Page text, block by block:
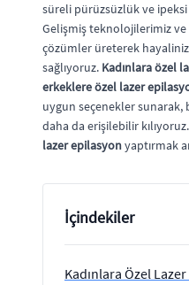
süreli pürüzsüzlük ve
Gelişmiş teknolojilerimiz
çözümler üreterek
sağlıyoruz. Kadınlara özel
erkeklere özel lazer
uygun seçenekler
daha da erişilebilir kılıyoruz.
lazer epilasyonyaptırmak
İçindekiler
Kadınlara Özel